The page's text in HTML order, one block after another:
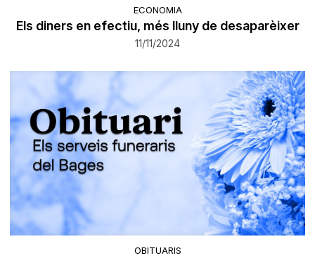
ECONOMIA
Els diners en efectiu, més lluny de desaparèixer
11/11/2024
OBITUARIS